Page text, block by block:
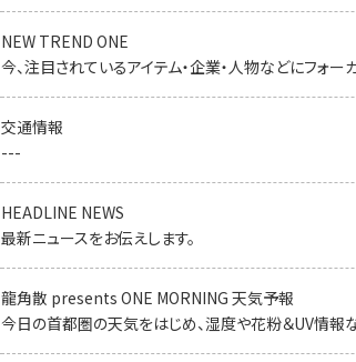
NEW TREND ONE
今、注目されているアイテム・企業・人物などにフォーカ
交通情報
---
HEADLINE NEWS
最新ニュースをお伝えします。
龍角散 presents ONE MORNING 天気予報
今日の首都圏の天気をはじめ、湿度や花粉＆UV情報